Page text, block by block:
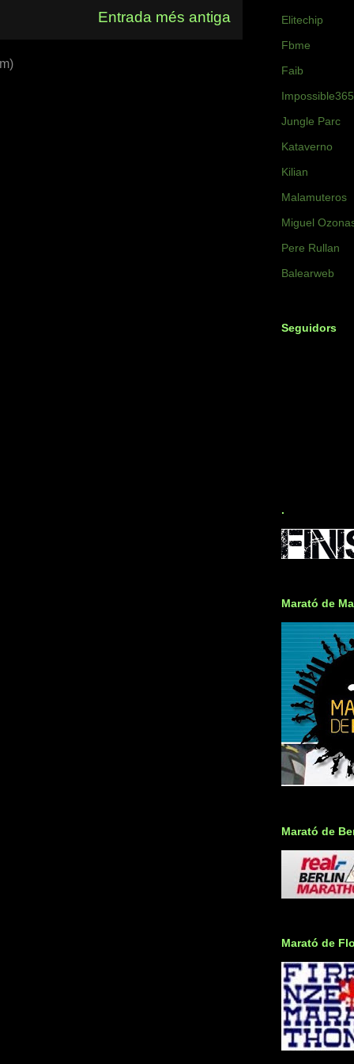
Entrada més antiga
Elitechip
Fbme
Faib
Impossible365
Jungle Parc
Kataverno
Kilian
Malamuteros
Miguel
Pere Rullan
Balearweb
Seguidors
.
Marató de
Marató de
Marató de